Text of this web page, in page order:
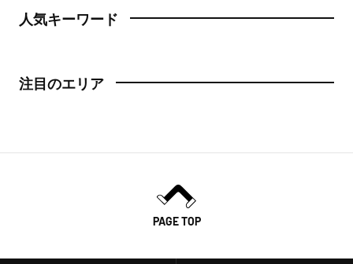
人気キーワード
注目のエリア
PAGE TOP